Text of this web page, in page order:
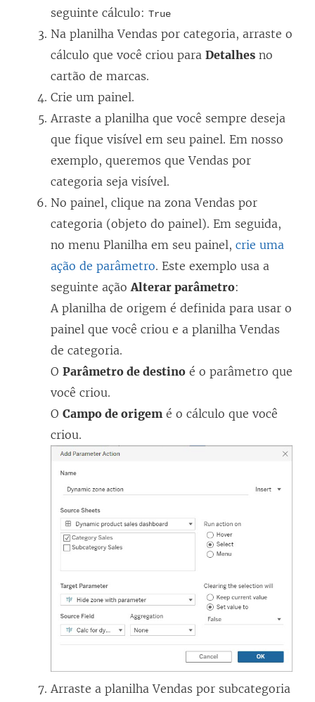
seguinte cálculo: True
Na planilha Vendas por categoria, arraste o
cálculo que você criou para Detalhes no
cartão de marcas.
Crie um painel.
Arraste a planilha que você sempre deseja
que fique visível em seu painel. Em nosso
exemplo, queremos que Vendas por
categoria seja visível.
No painel, clique na zona Vendas por
categoria (objeto do painel). Em seguida,
no menu Planilha em seu painel, crie uma
ação de parâmetro. Este exemplo usa a
seguinte açãoAlterar parâmetro:
A planilha de origem é definida para usar o
painel que você criou e a planilha Vendas
de categoria.
O Parâmetro de destino é o parâmetro que
você criou.
O Campo de origem é o cálculo que você
criou.
Arraste a planilha Vendas por subcategoria